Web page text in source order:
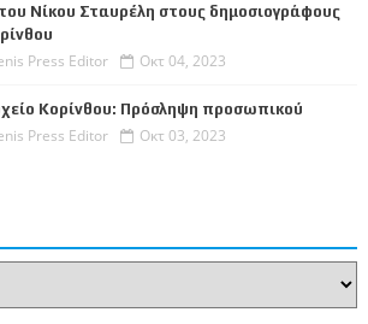
Νίκου Σταυρέλη στους δημοσιογράφους
Press Editor Οκτ 04, 2023
Κορίνθου: Πρόσληψη προσωπικού
Press Editor Οκτ 03, 2023